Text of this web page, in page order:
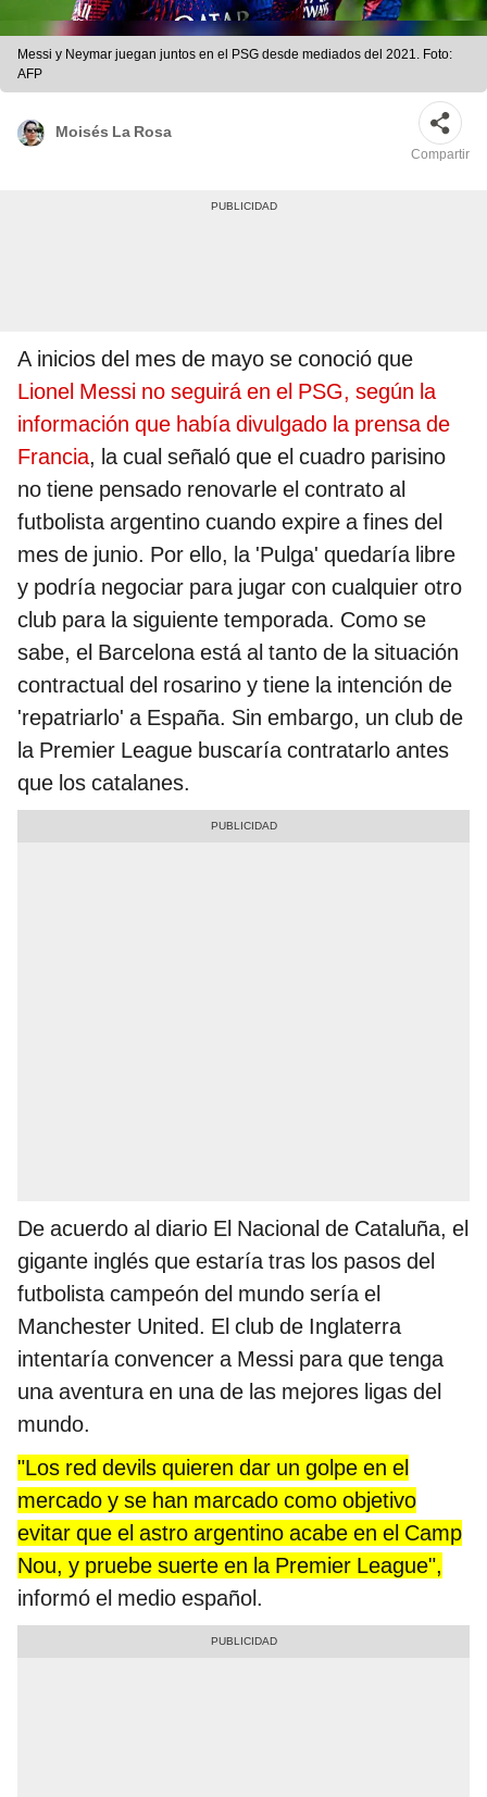
Messi y Neymar juegan juntos en el PSG desde mediados del 2021. Foto:
AFP
Moisés La Rosa
Compartir
A inicios del mes de mayo se conoció que
Lionel Messi no seguirá en el PSG, según la
información que había divulgado la prensa de
Francia, la cual señaló que el cuadro parisino
no tiene pensado renovarle el contrato al
futbolista argentino cuando expire a fines del
mes de junio. Por ello, la 'Pulga' quedaría libre
y podría negociar para jugar con cualquier otro
club para la siguiente temporada. Como se
sabe, el Barcelona está al tanto de la situación
contractual del rosarino y tiene la intención de
'repatriarlo' a España. Sin embargo, un club de
la Premier League buscaría contratarlo antes
que los catalanes.
De acuerdo al diario El Nacional de Cataluña, el
gigante inglés que estaría tras los pasos del
futbolista campeón del mundo sería el
Manchester United. El club de Inglaterra
intentaría convencer a Messi para que tenga
una aventura en una de las mejores ligas del
mundo.
"Los red devils quieren dar un golpe en el
mercado y se han marcado como objetivo
evitar que el astro argentino acabe en el Camp
Nou, y pruebe suerte en la Premier League",
informó el medio español.